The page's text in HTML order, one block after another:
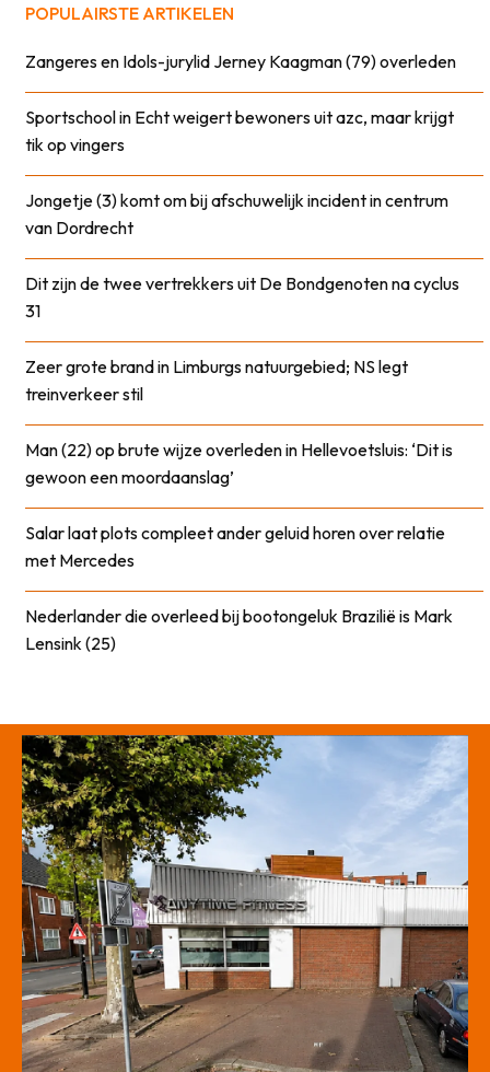
POPULAIRSTE ARTIKELEN
Zangeres en Idols-jurylid Jerney Kaagman (79) overleden
Sportschool in Echt weigert bewoners uit azc, maar krijgt
tik op vingers
Jongetje (3) komt om bij afschuwelijk incident in centrum
van Dordrecht
Dit zijn de twee vertrekkers uit De Bondgenoten na cyclus
31
Zeer grote brand in Limburgs natuurgebied; NS legt
treinverkeer stil
Man (22) op brute wijze overleden in Hellevoetsluis: ‘Dit is
gewoon een moordaanslag’
Salar laat plots compleet ander geluid horen over relatie
met Mercedes
Nederlander die overleed bij bootongeluk Brazilië is Mark
Lensink (25)